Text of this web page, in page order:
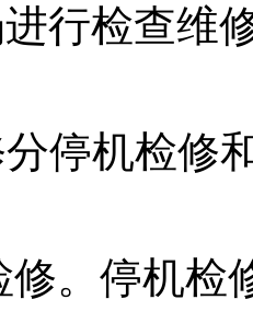
行检查维
停机检修
。停机检